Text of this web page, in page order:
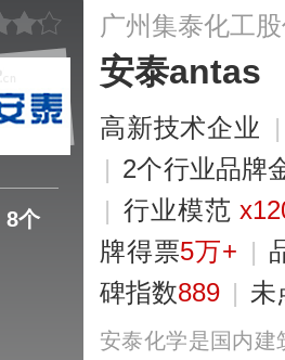
8个
广州集泰化工
安泰antas
高新技术企业
| 2个行业品牌
| 行业模范
牌得票5万+ |
碑指数889 | 未
安泰化学是国内